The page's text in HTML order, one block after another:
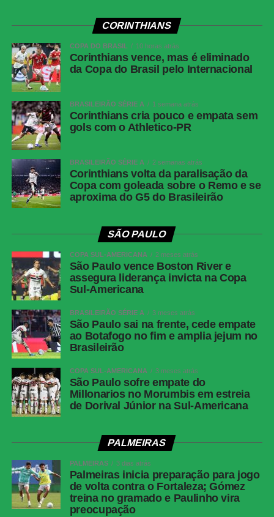
(Breno Bidon), André Carrillo (André) e
Zakaria Labyad (Kaio César); Dieguinho (Yuri
Alberto (Rodrigo Garro)) e Lingard. Técnico:
Fernando Diniz.
Athletico-
PR
(Léo Derik); Leozinho (Dudu), Viveros (Rivaldo)
e Mendoza (João Cruz). Técnico: Odair
Hellmann.
Palmeiras avança às quartas da Copa do Brasil
mesmo com derrota para o Fortaleza
WhatsApp
Facebook
Twitter
Messenger
LinkedIn
Share
CORINTHIANS
COPA DO BRASIL 10 horas atrás
Corinthians vence, mas é eliminado
da Copa do Brasil pelo Internacional
BRASILEIRÃO SÉRIE A 1 semana atrás
Corinthians cria pouco e empata sem
gols com o Athletico-PR
BRASILEIRÃO SÉRIE A 2 semanas atrás
Corinthians volta da paralisação da
Copa com goleada sobre o Remo e se
aproxima do G5 do Brasileirão
SÃO PAULO
COPA SUL-AMERICANA 2 meses atrás
São Paulo vence Boston River e
assegura liderança invicta na Copa
Sul-Americana
BRASILEIRÃO SÉRIE A 3 meses atrás
São Paulo sai na frente, cede empate
ao Botafogo no fim e amplia jejum no
Brasileirão
COPA SUL-AMERICANA 3 meses atrás
São Paulo sofre empate do
Millonarios no Morumbis em estreia
de Dorival Júnior na Sul-Americana
PALMEIRAS
PALMEIRAS 3 dias atrás
Palmeiras inicia preparação para jogo
de volta contra o Fortaleza; Gómez
treina no gramado e Paulinho vira
preocupação